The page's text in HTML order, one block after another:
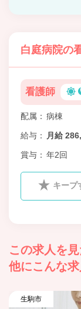
白庭病院の
看護師
配属 病棟
給与 月給
賞与 年2回
キープ
この求人を
他にこんな
生駒市